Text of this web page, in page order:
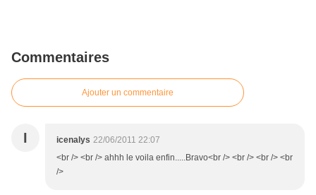
Commentaires
Ajouter un commentaire
I icenalys 22/06/2011 22:07
<br /> <br /> ahhh le voila enfin.....Bravo<br /> <br /> <br /> <br
/>